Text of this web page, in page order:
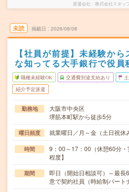
派遣会社 株式会社スタッ
未読 掲載日 2026/08/08
【社員が前提】未経験か
な知ってる大手銀行で役員
職種未経験OK 交通費別途支給あり
紹介予定派遣
勤務地
大阪市中央区
堺筋本町駅から徒歩5分
曜日頻度 就業曜日／月～金（土日祝休
時間
9：00～17：00（休憩60分
程度】
期間
即日（開始日相談可）～最長
意で契約社員（時給制パート